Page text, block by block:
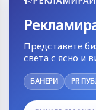
Представете
света с ясно и
БАНЕРИ PR